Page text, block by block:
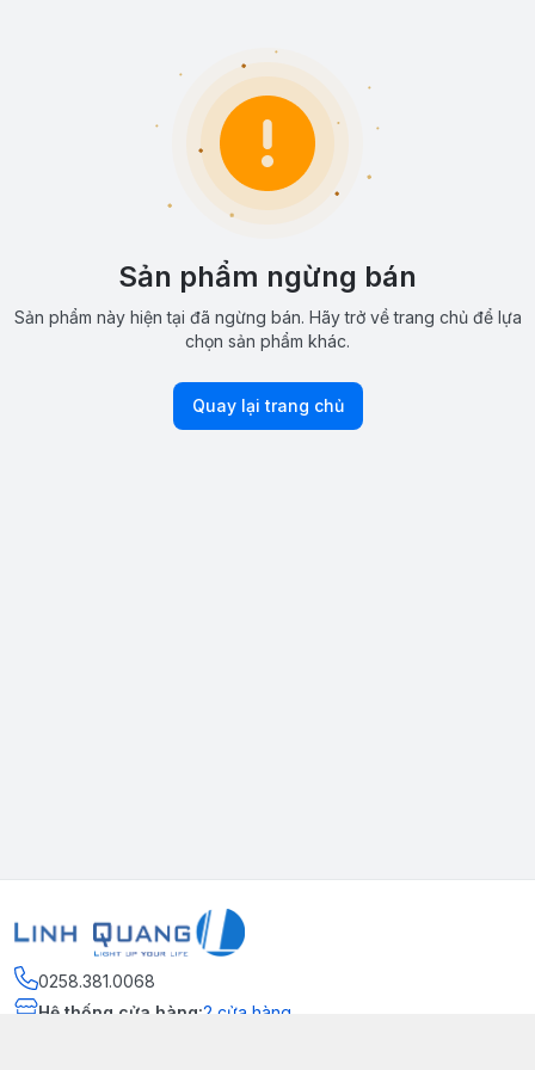
Sản phẩm ngừng bán
Sản phẩm này hiện tại đã ngừng bán. Hãy trở về trang chủ để lựa
chọn sản phẩm khác.
Quay lại trang chủ
0258.381.0068
Hệ thống cửa hàng:2 cửa hàng